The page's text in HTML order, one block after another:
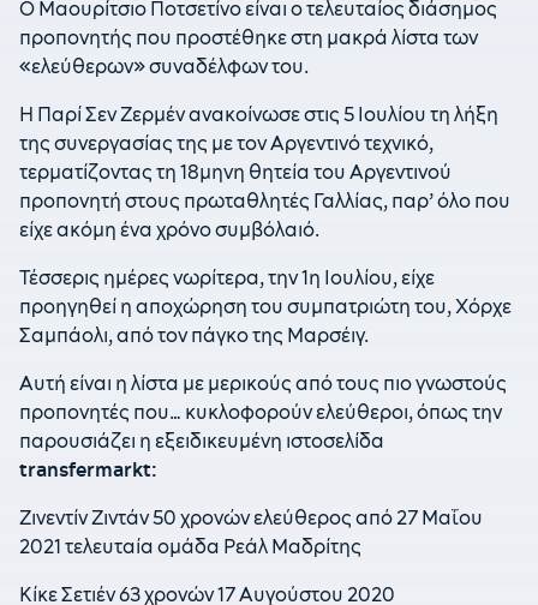
Ο Μαουρίτσιο Ποτσετίνο είναι ο τελευταίος διάσημος
προπονητής που προστέθηκε στη μακρά λίστα των
«ελεύθερων» συναδέλφων του.
Η Παρί Σεν Ζερμέν ανακοίνωσε στις 5 Ιουλίου τη λήξη
της συνεργασίας της με τον Αργεντινό τεχνικό,
τερματίζοντας τη 18μηνη θητεία του Αργεντινού
προπονητή στους πρωταθλητές Γαλλίας, παρ’ όλο που
είχε ακόμη ένα χρόνο συμβόλαιό.
Τέσσερις ημέρες νωρίτερα, την 1η Ιουλίου, είχε
προηγηθεί η αποχώρηση του συμπατριώτη του, Χόρχε
Σαμπάολι, από τον πάγκο της Μαρσέιγ.
Αυτή είναι η λίστα με μερικούς από τους πιο γνωστούς
προπονητές που… κυκλοφορούν ελεύθεροι, όπως την
παρουσιάζει η εξειδικευμένη ιστοσελίδα
transfermarkt:
Ζινεντίν Ζιντάν 50 χρονών ελεύθερος από 27 Μαΐου
2021 τελευταία ομάδα Ρεάλ Μαδρίτης
Κίκε Σετιέν 63 χρονών 17 Αυγούστου 2020